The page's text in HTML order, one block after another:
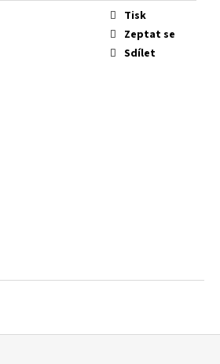
Tisk
Zeptat se
Sdílet